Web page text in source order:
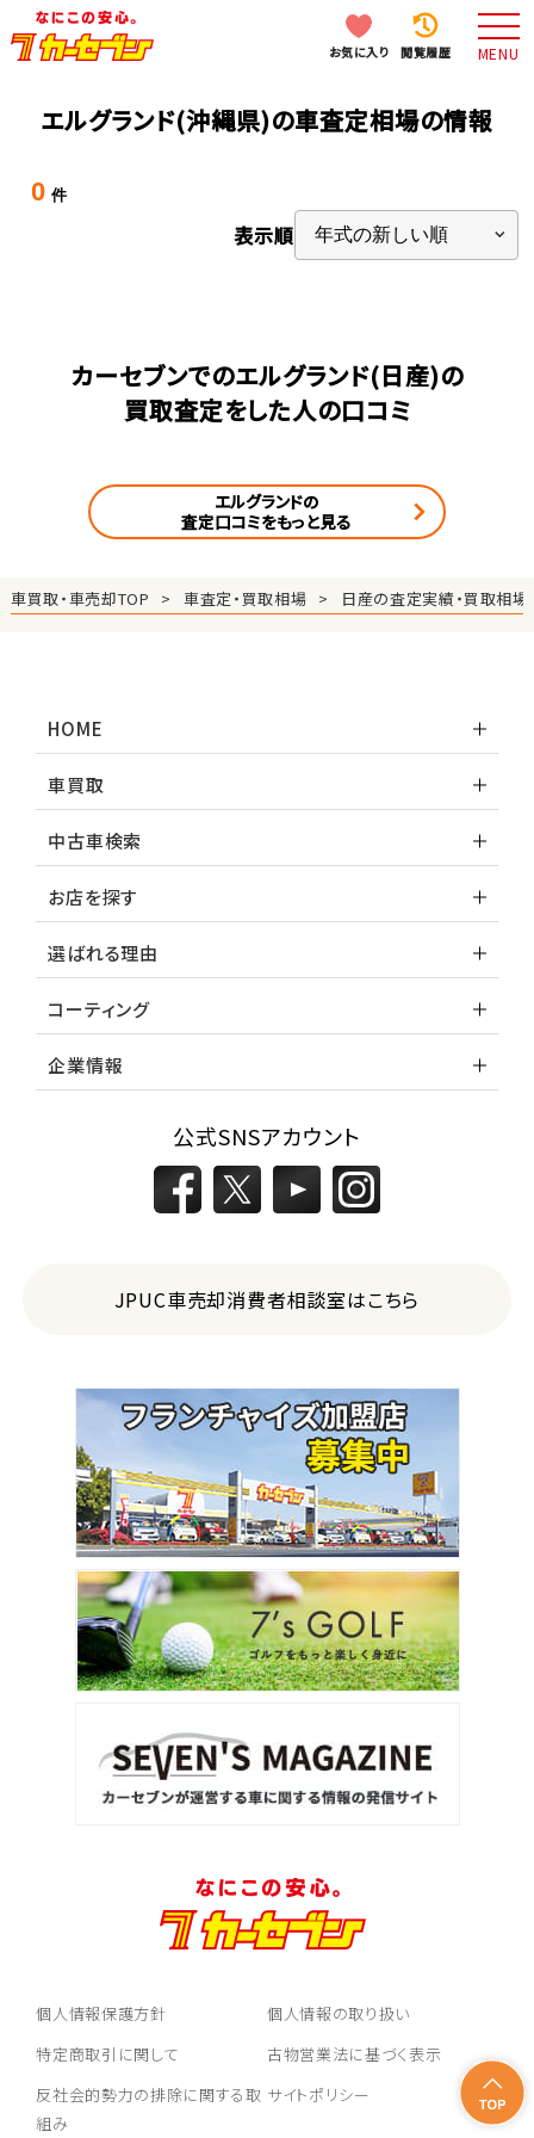
お気に入り 閲覧履歴 MENU
エルグランド(沖縄県)の車査定相場の情報
0 件
表示順
カーセブンでのエルグランド(日産)の
買取査定をした人の口コミ
エルグランドの
査定口コミをもっと見る
車買取・車売却TOP 車査定・買取相場 日産の査定実績・買取相場
HOME
車買取
中古車検索
お店を探す
選ばれる理由
コーティング
企業情報
公式SNSアカウント
JPUC車売却消費者相談室はこちら
個人情報保護方針
個人情報の取り扱い
特定商取引に関して
古物営業法に基づく表示
反社会的勢力の排除に関する取
組み
サイトポリシー